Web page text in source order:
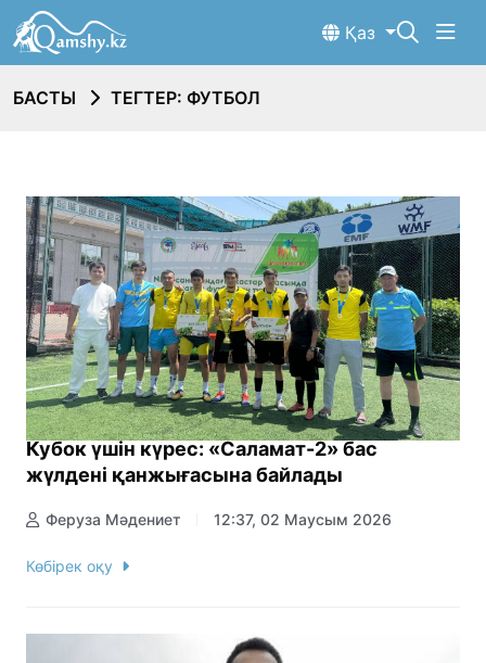
Қаз
БАСТЫ ТЕГТЕР: ФУТБОЛ
Кубок үшін күрес: «Саламат-2» бас
жүлдені қанжығасына байлады
Феруза Мәдениет 12:37, 02 Маусым 2026
Көбірек оқу